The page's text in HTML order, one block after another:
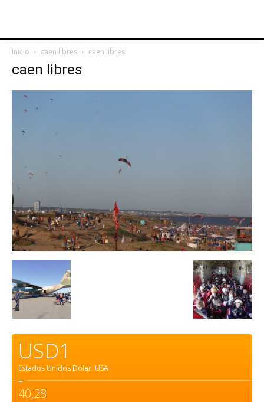
Inicio caen libres caen libres
caen libres
USD1
Estados Unidos Dólar. USA
=
40,28